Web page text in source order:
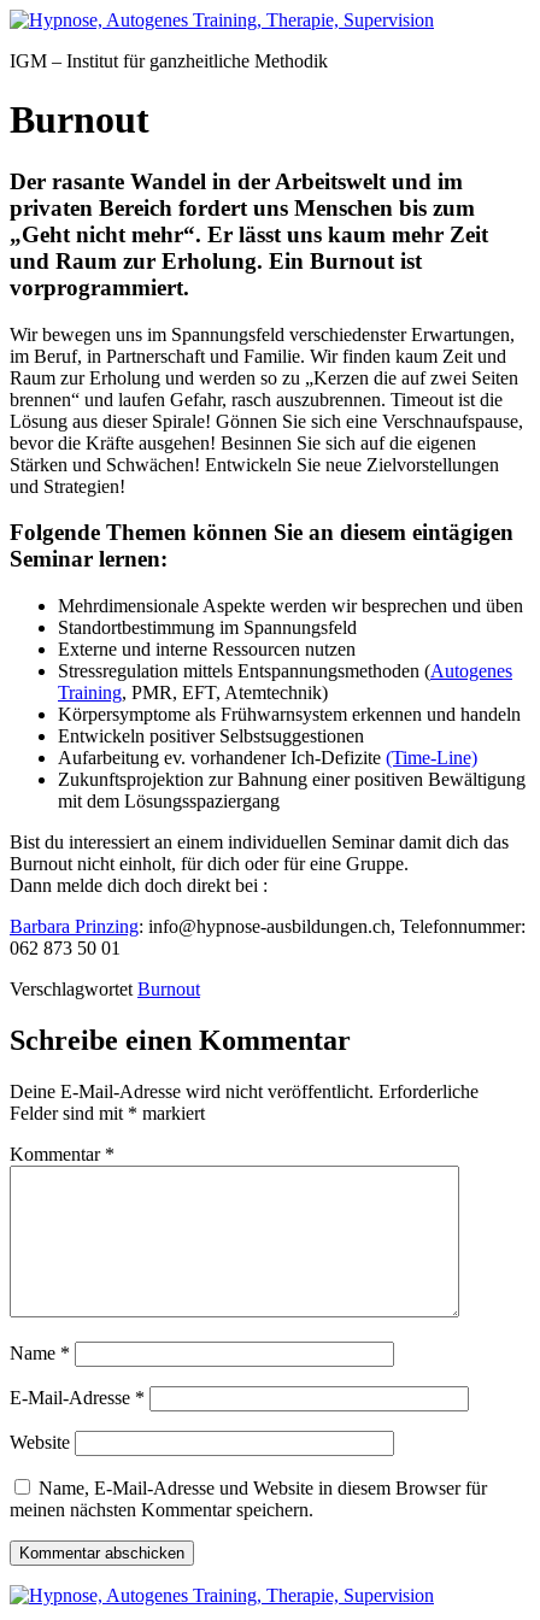
Zum
springen
IGM – Institut für ganzheitliche Methodik
Burnout
Der rasante Wandel in der Arbeitswelt und im
privaten Bereich fordert uns Menschen bis zum
„Geht nicht mehr“. Er lässt uns kaum mehr Zeit
und Raum zur Erholung. Ein Burnout ist
vorprogrammiert.
Wir bewegen uns im Spannungsfeld verschiedenster Erwartungen,
im Beruf, in Partnerschaft und Familie. Wir finden kaum Zeit und
Raum zur Erholung und werden so zu „Kerzen die auf zwei Seiten
brennen“ und laufen Gefahr, rasch auszubrennen. Timeout ist die
Lösung aus dieser Spirale! Gönnen Sie sich eine Verschnaufspause,
bevor die Kräfte ausgehen! Besinnen Sie sich auf die eigenen
Stärken und Schwächen! Entwickeln Sie neue Zielvorstellungen
und Strategien!
Folgende Themen können Sie an diesem eintägigen
Seminar lernen:
Mehrdimensionale Aspekte werden wir besprechen und üben
Standortbestimmung im Spannungsfeld
Externe und interne Ressourcen nutzen
Stressregulation mittels Entspannungsmethoden (Autogenes
Training, PMR, EFT, Atemtechnik)
Körpersymptome als Frühwarnsystem erkennen und handeln
Entwickeln positiver Selbstsuggestionen
Aufarbeitung ev. vorhandener Ich-Defizite (Time-Line)
Zukunftsprojektion zur Bahnung einer positiven Bewältigung
mit dem Lösungsspaziergang
Bist du interessiert an einem individuellen Seminar damit dich das
Burnout nicht einholt, für dich oder für eine Gruppe.
Dann melde dich doch direkt bei :
Barbara Prinzing: info@hypnose-ausbildungen.ch, Telefonnummer:
062 873 50 01
Verschlagwortet Burnout
Schreibe einen Kommentar
Deine E-Mail-Adresse wird nicht veröffentlicht. Erforderliche
Felder sind mit * markiert
Kommentar *
Name *
E-Mail-Adresse *
Website
Name, E-Mail-Adresse und Website in diesem Browser für
meinen nächsten Kommentar speichern.